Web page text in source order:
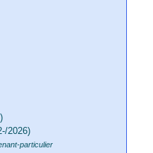
2026)
particulier